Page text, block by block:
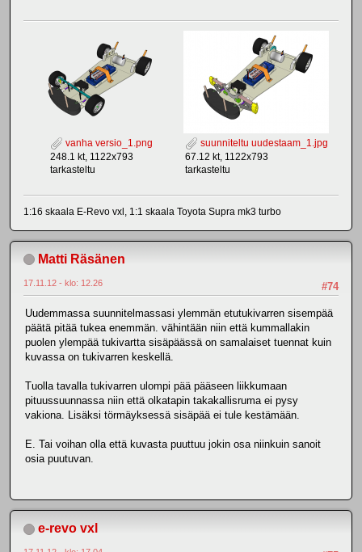
vanha versio_1.png
248.1 kt, 1122x793
tarkasteltu
suunniteltu uudestaam_1.jpg
67.12 kt, 1122x793
tarkasteltu
1:16 skaala E-Revo vxl, 1:1 skaala Toyota Supra mk3 turbo
Matti Räsänen
#74
17.11.12 - klo: 12.26
Uudemmassa suunnitelmassasi ylemmän etutukivarren sisempää
päätä pitää tukea enemmän. vähintään niin että kummallakin
puolen ylempää tukivartta sisäpäässä on samalaiset tuennat kuin
kuvassa on tukivarren keskellä.
Tuolla tavalla tukivarren ulompi pää pääseen liikkumaan
pituussuunnassa niin että olkatapin takakallisruma ei pysy
vakiona. Lisäksi törmäyksessä sisäpää ei tule kestämään.
E. Tai voihan olla että kuvasta puuttuu jokin osa niinkuin sanoit
osia puutuvan.
e-revo vxl